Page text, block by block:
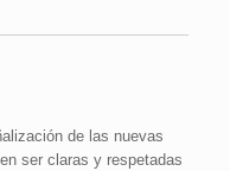
de las nuevas
ser claras y respetadas